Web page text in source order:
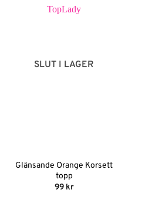
SLUT I LAGER
Glänsande Orange Korsett
topp
99 kr